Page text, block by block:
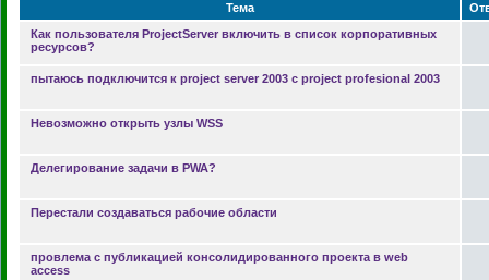
Тема
Как пользователя ProjectServer включить в список корпоративных
ресурсов?
пытаюсь подключится к project server 2003 с project profesional 2003
Невозможно открыть узлы WSS
Делегирование задачи в PWA?
Перестали создаваться рабочие области
провлема с публикацией консолидированного проекта в web
access